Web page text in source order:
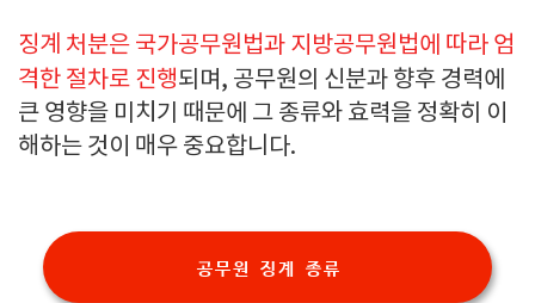
징계 처분은 국가공무원법과 지방공무원법에 따라 엄
격한 절차로 진행되며, 공무원의 신분과 향후 경력에
큰 영향을 미치기 때문에 그 종류와 효력을 정확히 이
해하는 것이 매우 중요합니다.
공무원 징계 종류